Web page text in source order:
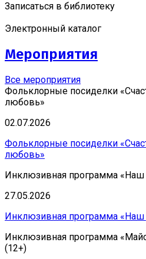
Записаться в библиотеку
Электронный каталог
Мероприятия
Все мероприятия
Фольклорные посиделки
любовь»
02.07.2026
Фольклорные посиделки
любовь»
Инклюзивная программа «Наш
27.05.2026
Инклюзивная программа «Наш
Инклюзивная программа
(12+)